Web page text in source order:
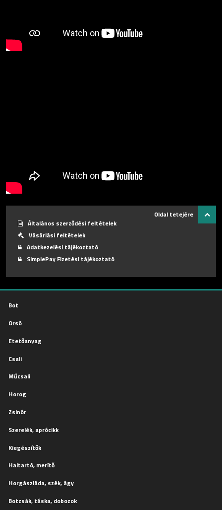
Általános szerződési feltételek
Vásárlási feltételek
Adatkezelési tájékoztató
SimplePay Fizetési tájékoztató
Oldal tetejére
Bot
Orsó
Etetőanyag
Csali
Műcsali
Horog
Zsinór
Szerelék, aprócikk
Kiegészítők
Haltartó, merítő
Horgászláda, szék, ágy
Botzsák, táska, dobozok